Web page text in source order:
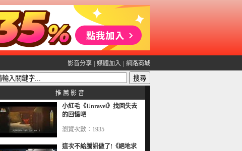
影音分享 媒體加入 網路商城
推 薦 影 音
小紅毛《Unravel》找回失去
的回憶吧
瀏覽次數：1935
這次不給騰訊做了!《絕地求